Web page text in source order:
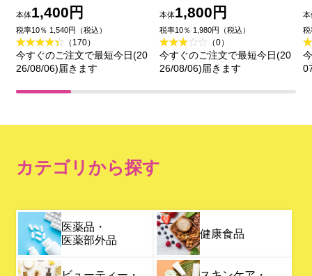
ネボウ化粧品
本体1,400円
税率10％ 1,540円（税込）
（170）
今すぐのご注文で最短今日(20
26/08/06)届きます
品
本体1,800円
税率10％ 1,980円（税込）
（0）
今すぐのご注文で最短今日(20
26/08/06)届きます
本
税
カテゴリから探す
医薬品・
医薬部外品
健康食品